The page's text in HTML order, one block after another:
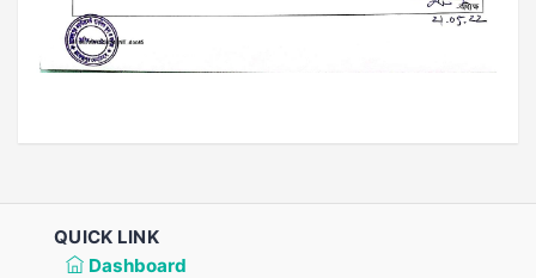
QUICK LINK
Dashboard